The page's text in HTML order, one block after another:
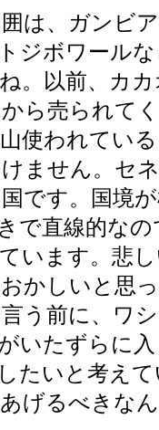
は、ガンビ
ジボワール
。以前、カ
ら売られて
使われてい
ません。セ
です。国境
で直線的な
います。悲
かしいと思
う前に、ワ
いたずらに
たいと考え
げるべきな